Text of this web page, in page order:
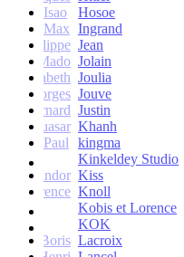
Isao
Hosoe
Max Ingrand
Philippe Jean
Mado Jolain
Elisabeth Joulia
Georges Jouve
Bernard Justin
Quasar Khanh
Paul
kingma
Kinkeldey Studio
Sandor Kiss
Florence Knoll
Kobis et Lorence
KOK
Jean-Boris Lacroix